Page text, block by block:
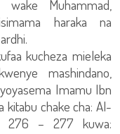
Muhammad,
haraka na
kucheza mieleka
mashindano,
Imamu Ibn
kitabu chake cha: Al-
276 – 277 kuwa: